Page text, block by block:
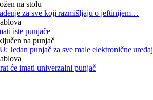
za sve koji razmišljaju o jeftinijem…
iste punjače
Jedan punjač za sve male elektronične
će imati univerzalni punjač